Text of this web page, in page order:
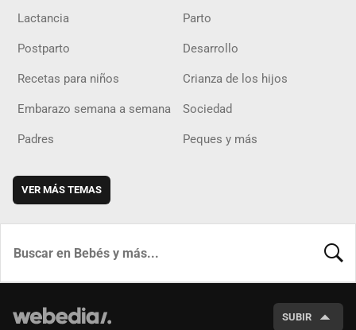
Lactancia Parto
Postparto Desarrollo
Recetas para niños Crianza de los hijos
Embarazo semana a semana Sociedad
Padres Peques y más
VER MÁS TEMAS
SUBIR